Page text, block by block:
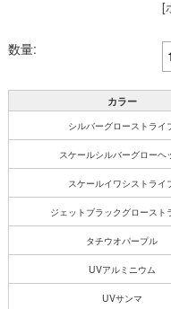
[
数量:
カラー
シルバーグローストライ
スケールシルバーグローヘ
スケールイワシストライ
ジェットブラックグロースト
タチウオパープル
UVアルミニウム
UVサンマ